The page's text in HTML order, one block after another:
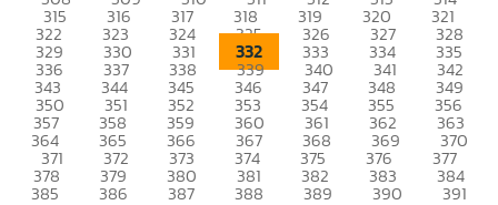
315 316 317 318 319 320 321
322 323 324 325 326 327 328
329 330 331 332 333 334 335
336 337 338 339 340 341 342
343 344 345 346 347 348 349
350 351 352 353 354 355 356
357 358 359 360 361 362 363
364 365 366 367 368 369 370
371 372 373 374 375 376 377
378 379 380 381 382 383 384
385 386 387 388 389 390 391